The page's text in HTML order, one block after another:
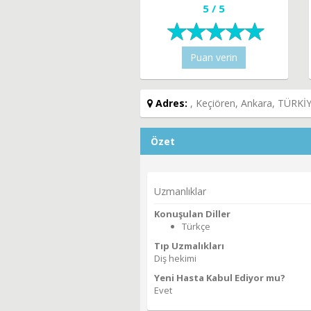
5 / 5
Puan verin
Adres: , Keçiören, Ankara,
Özet
Uzmanlıklar
Konuşulan Diller
Türkçe
Tıp Uzmalıkları
Diş hekimi
Yeni Hasta Kabul Ediyor mu?
Evet